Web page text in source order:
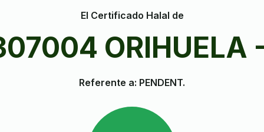
El Certificado Halal de
ORIHUELA
Referente a: PENDENT.